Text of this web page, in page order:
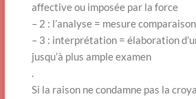
affective ou imposée par la force
– 2 : l’analyse = mesure
– 3 : interprétation = élaboration
jusqu’à plus ample examen
.
Si la raison ne condamne pas la